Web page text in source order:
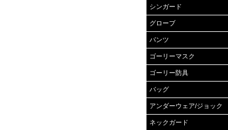
シンガード
グローブ
パンツ
ゴーリーマスク
ゴーリー防具
バッグ
アンダーウェア/ジョック
ネックガード